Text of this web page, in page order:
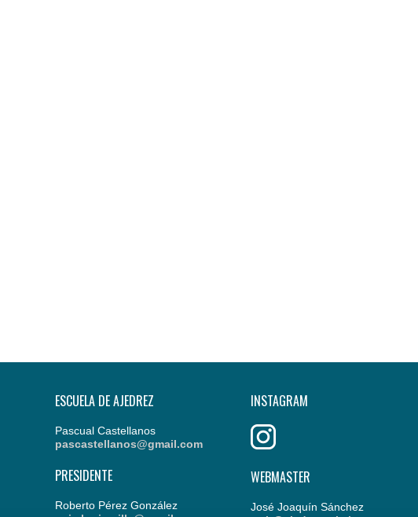
ESCUELA DE AJEDREZ
Pascual Castellanos
pascastellanos@gmail.com
PRESIDENTE
Roberto Pérez González
INSTAGRAM
WEBMASTER
José Joaquín Sánchez